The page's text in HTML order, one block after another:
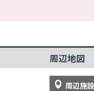
周辺地図
周辺施